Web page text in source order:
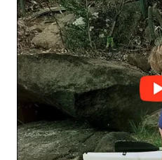
KUNINGAN
WN
MAJALENGKA
WN
SUBANG
WN